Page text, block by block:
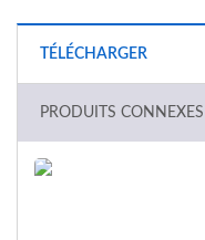
TÉLÉCHARGER
PRODUITS CONNEXES